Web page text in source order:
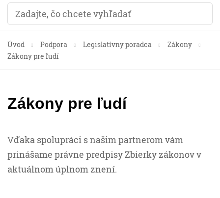
Úvod Podpora Legislatívny poradca
Zákony
Zákony pre ľudí
Zákony pre ľudí
Vďaka spolupráci s našim partnerom vám
prinášame právne predpisy Zbierky zákonov v
aktuálnom úplnom znení.